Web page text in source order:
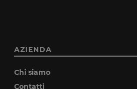
AZIENDA
Chi siamo
Contatti